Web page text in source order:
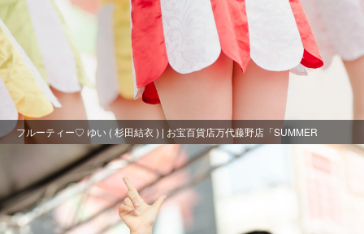
フルーティー♡ ゆい ( 杉田結衣 ) | お宝百貨店万代藤野店「SUMMER
FESTIVAL 2021」1日目